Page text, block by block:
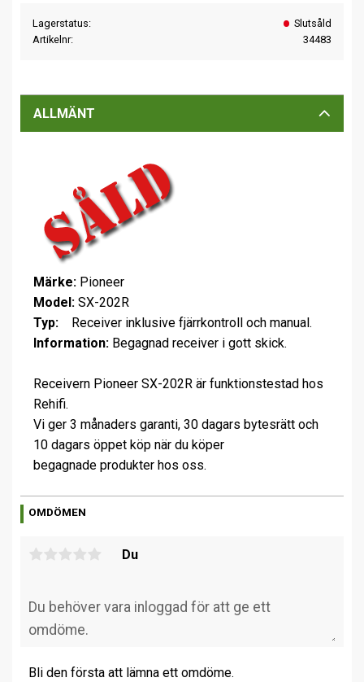
Lagerstatus
Slutsåld
Artikelnr
34483
ALLMÄNT
Märke: Pioneer
Model: SX-202R
Typ: Receiver inklusive fjärrkontroll och manual.
Information: Begagnad receiver i gott skick.
Receivern Pioneer SX-202R är funktionstestad hos
Rehifi.
Vi ger 3 månaders garanti, 30 dagars bytesrätt och
10 dagars öppet köp när du köper
begagnade produkter hos oss.
OMDÖMEN
Du
Bli den första att lämna ett omdöme.